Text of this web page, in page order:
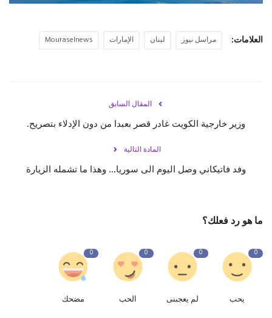
العلامات: مراسل نيوز لبنان الإمارات Mouraselnews
المقال السابق
وزير خارجية الكويت غادر قصر بعبدا من دون الإدلاء بتصريح.
المادة التالية
وفد فاتيكاني وصل اليوم الى سوريا... وهذا ما تشمله الزيارة
ما هو رد فعلك؟
0
يحب
0
لم يعجبنى
0
الحب
0
مضحك